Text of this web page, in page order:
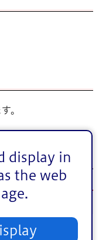
display in
the web
。